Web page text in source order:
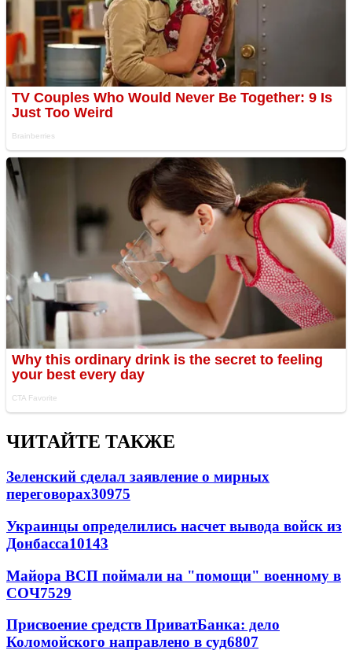
ЧИТАЙТЕ ТАКЖЕ
Зеленский сделал заявление о мирных
переговорах30975
Украинцы определились насчет вывода войск из
Донбасса10143
Майора ВСП поймали на "помощи" военному в
СОЧ7529
Присвоение средств ПриватБанка: дело
Коломойского направлено в суд6807